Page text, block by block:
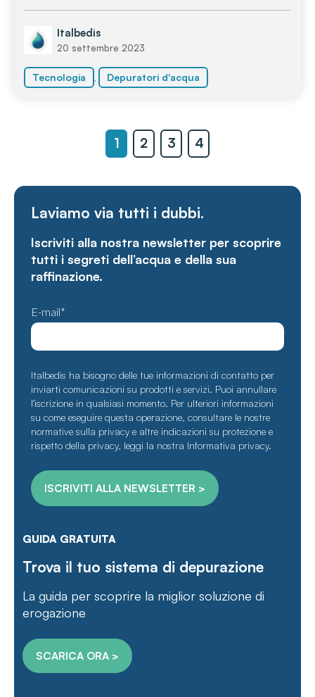
Italbedis
20 settembre 2023
Tecnologia , Depuratori d'acqua
1 2 3 4
Laviamo via tutti i dubbi.
Iscriviti alla nostra newsletter per scoprire
tutti i segreti dell’acqua e della sua
raffinazione.
E-mail*
Italbedis ha bisogno delle tue informazioni di contatto per
inviarti comunicazioni su prodotti e servizi. Puoi annullare
l'iscrizione in qualsiasi momento. Per ulteriori informazioni
su come eseguire questa operazione, consultare le nostre
normative sulla privacy e altre indicazioni su protezione e
rispetto della privacy, leggi la nostra Informativa privacy.
GUIDA GRATUITA
Trova il tuo sistema di depurazione
La guida per scoprire la miglior soluzione di
erogazione
SCARICA ORA >